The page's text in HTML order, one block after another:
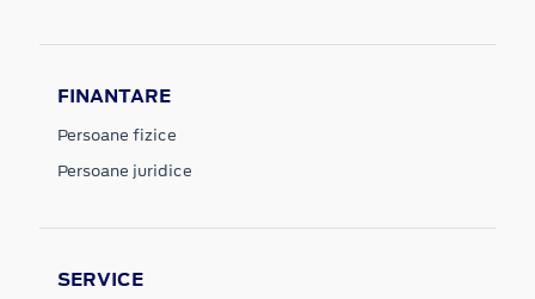
FINANTARE
Persoane fizice
Persoane juridice
SERVICE